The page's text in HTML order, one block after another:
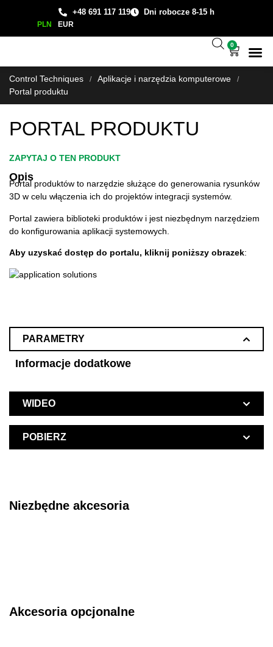
+48 691 117 119 Dni robocze 8-15 h
PLN EUR
0
Control Techniques / Aplikacje i narzędzia komputerowe /
Portal produktu
PORTAL PRODUKTU
ZAPYTAJ O TEN PRODUKT
Opis
Portal produktów to narzędzie służące do generowania rysunków
3D w celu włączenia ich do projektów integracji systemów.
Portal zawiera biblioteki produktów i jest niezbędnym narzędziem
do konfigurowania aplikacji systemowych.
Aby uzyskać dostęp do portalu, kliknij poniższy obrazek:
PARAMETRY
WIDEO
POBIERZ
Informacje dodatkowe
Niezbędne akcesoria
Akcesoria opcjonalne